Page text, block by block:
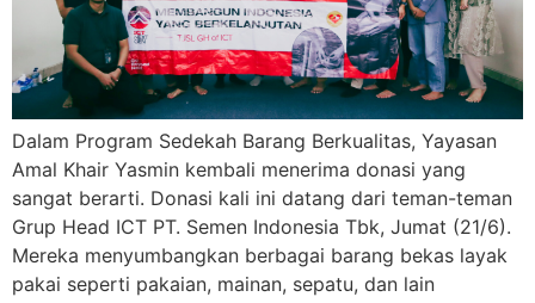
Dalam Program Sedekah Barang Berkualitas, Yayasan
Amal Khair Yasmin kembali menerima donasi yang
sangat berarti. Donasi kali ini datang dari teman-teman
Grup Head ICT PT. Semen Indonesia Tbk, Jumat (21/6).
Mereka menyumbangkan berbagai barang bekas layak
pakai seperti pakaian, mainan, sepatu, dan lain